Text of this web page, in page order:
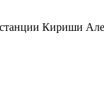
Кириши